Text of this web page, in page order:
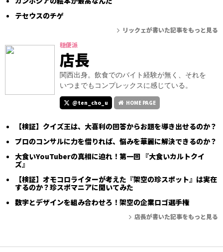
テセウスのチゲ
リックェが書いた記事をもっと見る
穏便派
店長
関西出身。飲食でのバイト経験が無く、それを
いつまでもコンプレックスに感じている。
@ten_cho_u HOME PAGE
【検証】クイズ王は、大喜利の回答からお題を導き出せるのか？
プロのコンサルに力を借りれば、悩みを華麗に解決できるのか？
大食いYouTuberの真相に迫れ！第一回 『大食いカルトクイ
ズ』
【検証】オモコロライターが考えた『架空の珍スポット』は実在
するのか？珍スポマニアに聞いてみた
数字とデザインを組み合わせろ！架空の企業ロゴ選手権
店長が書いた記事をもっと見る